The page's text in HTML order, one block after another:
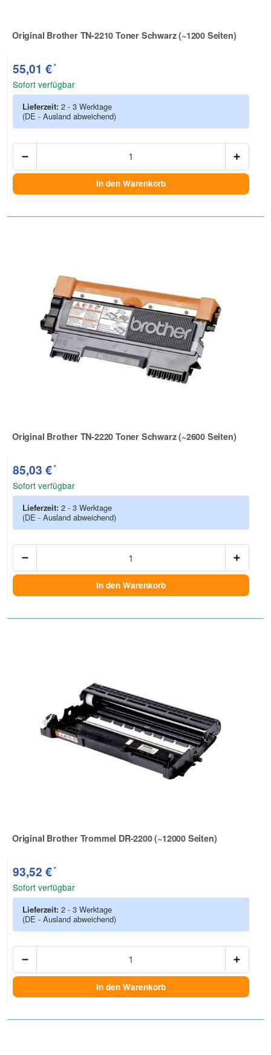
Original Brother TN-2210 Toner Schwarz (~1200 Seiten)
Zur Artikelbewertung
55,01 €*
Sofort verfügbar
Lieferzeit: 2 - 3 Werktage
(DE - Ausland abweichend)
In den Warenkorb
Original Brother TN-2220 Toner Schwarz (~2600 Seiten)
Zur Artikelbewertung
85,03 €*
Sofort verfügbar
Lieferzeit: 2 - 3 Werktage
(DE - Ausland abweichend)
In den Warenkorb
Original Brother Trommel DR-2200 (~12000 Seiten)
Zur Artikelbewertung
93,52 €*
Sofort verfügbar
Lieferzeit: 2 - 3 Werktage
(DE - Ausland abweichend)
In den Warenkorb